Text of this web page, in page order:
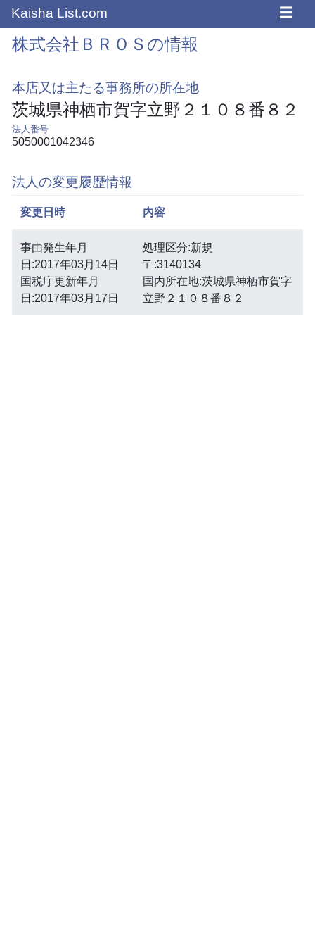
Kaisha List.com ☰
株式会社ＢＲＯＳの情報
本店又は主たる事務所の所在地
茨城県神栖市賀字立野２１０８番８２
法人番号
5050001042346
法人の変更履歴情報
変更日時 内容
事由発生年月
日:2017年03月14日
国税庁更新年月
日:2017年03月17日
処理区分:新規
〒:3140134
国内所在地:茨城県神栖市賀字
立野２１０８番８２